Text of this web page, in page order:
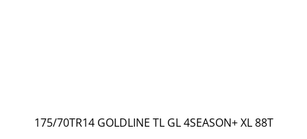
175/70TR14 GOLDLINE TL GL 4SEASON+ XL 88T